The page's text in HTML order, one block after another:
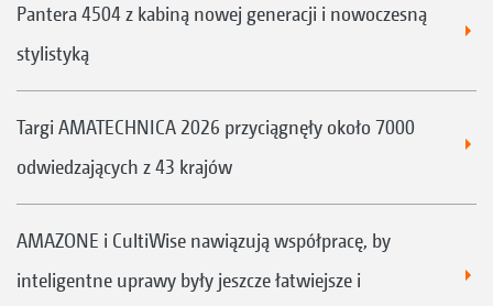
Pantera 4504 z kabiną nowej generacji i nowoczesną
stylistyką
Targi AMATECHNICA 2026 przyciągnęły około 7000
odwiedzających z 43 krajów
AMAZONE i CultiWise nawiązują współpracę, by
inteligentne uprawy były jeszcze łatwiejsze i